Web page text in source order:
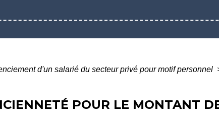
d'un salarié du secteur privé pour motif personnel
POUR LE MONTANT